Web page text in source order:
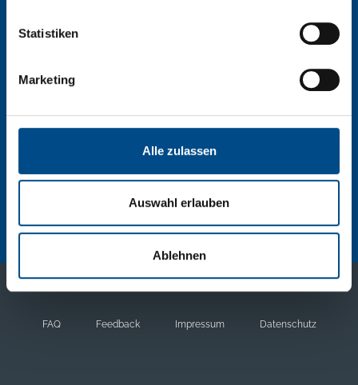
Statistiken
Marketing
Alle zulassen
Auswahl erlauben
Ablehnen
E:
tirolia@tirolia.at
6341 Ebbs/Tirol
All rights reserved 2026 © Tirolia
FAQ Feedback Impressum Datenschutz